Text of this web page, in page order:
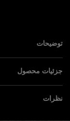
توضیحات
جزئیات محصول
نظرات